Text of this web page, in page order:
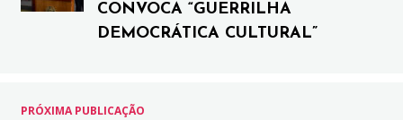
CONVOCA “GUERRILHA
DEMOCRÁTICA CULTURAL”
PRÓXIMA PUBLICAÇÃO